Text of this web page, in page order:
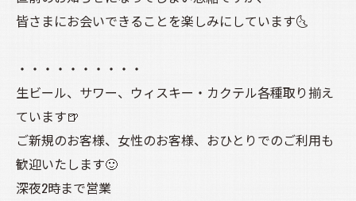
皆さまにお会いできることを楽しみにしています🌜️
・・・・・・・・・・
生ビール、サワー、ウィスキー・カクテル各種取り揃え
ています🍺
ご新規のお客様、女性のお客様、おひとりでのご利用も
歓迎いたします🙂
深夜2時まで営業